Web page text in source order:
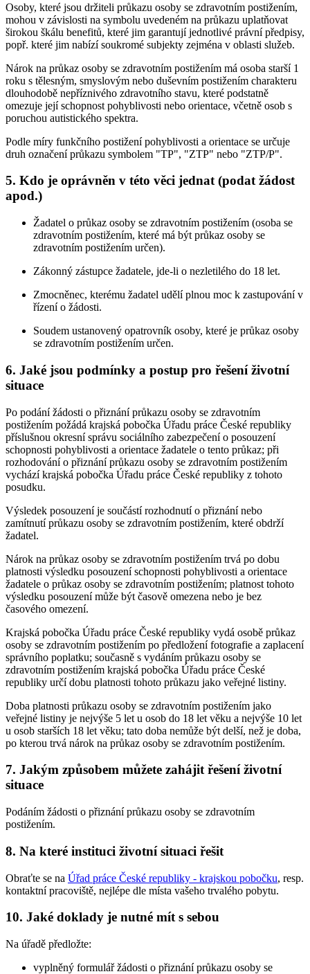
Osoby, které jsou držiteli průkazu osoby se zdravotním postižením,
mohou v závislosti na symbolu uvedeném na průkazu uplatňovat
širokou škálu benefitů, které jim garantují jednotlivé právní předpisy,
popř. které jim nabízí soukromé subjekty zejména v oblasti služeb.
Nárok na průkaz osoby se zdravotním postižením má osoba starší 1
roku s tělesným, smyslovým nebo duševním postižením charakteru
dlouhodobě nepříznivého zdravotního stavu, které podstatně
omezuje její schopnost pohyblivosti nebo orientace, včetně osob s
poruchou autistického spektra.
Podle míry funkčního postižení pohyblivosti a orientace se určuje
druh označení průkazu symbolem "TP", "ZTP" nebo "ZTP/P".
5. Kdo je oprávněn v této věci jednat (podat žádost
apod.)
Žadatel o průkaz osoby se zdravotním postižením (osoba se
zdravotním postižením, které má být průkaz osoby se
zdravotním postižením určen).
Zákonný zástupce žadatele, jde-li o nezletilého do 18 let.
Zmocněnec, kterému žadatel udělí plnou moc k zastupování v
řízení o žádosti.
Soudem ustanovený opatrovník osoby, které je průkaz osoby
se zdravotním postižením určen.
6. Jaké jsou podmínky a postup pro řešení životní
situace
Po podání žádosti o přiznání průkazu osoby se zdravotním
postižením požádá krajská pobočka Úřadu práce České republiky
příslušnou okresní správu sociálního zabezpečení o posouzení
schopnosti pohyblivosti a orientace žadatele o tento průkaz; při
rozhodování o přiznání průkazu osoby se zdravotním postižením
vychází krajská pobočka Úřadu práce České republiky z tohoto
posudku.
Výsledek posouzení je součástí rozhodnutí o přiznání nebo
zamítnutí průkazu osoby se zdravotním postižením, které obdrží
žadatel.
Nárok na průkaz osoby se zdravotním postižením trvá po dobu
platnosti výsledku posouzení schopnosti pohyblivosti a orientace
žadatele o průkaz osoby se zdravotním postižením; platnost tohoto
výsledku posouzení může být časově omezena nebo je bez
časového omezení.
Krajská pobočka Úřadu práce České republiky vydá osobě průkaz
osoby se zdravotním postižením po předložení fotografie a zaplacení
správního poplatku; současně s vydáním průkazu osoby se
zdravotním postižením krajská pobočka Úřadu práce České
republiky určí dobu platnosti tohoto průkazu jako veřejné listiny.
Doba platnosti průkazu osoby se zdravotním postižením jako
veřejné listiny je nejvýše 5 let u osob do 18 let věku a nejvýše 10 let
u osob starších 18 let věku; tato doba nemůže být delší, než je doba,
po kterou trvá nárok na průkaz osoby se zdravotním postižením.
7. Jakým způsobem můžete zahájit řešení životní
situace
Podáním žádosti o přiznání průkazu osoby se zdravotním
postižením.
8. Na které instituci životní situaci řešit
Obraťte se na Úřad práce České republiky - krajskou pobočku, resp.
kontaktní pracoviště, nejlépe dle místa vašeho trvalého pobytu.
10. Jaké doklady je nutné mít s sebou
Na úřadě předložte:
vyplněný formulář žádosti o přiznání průkazu osoby se